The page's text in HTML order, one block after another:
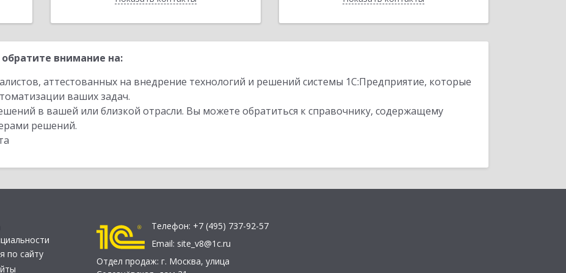
внимание на:
аттестованных на внедрение технологий и решений системы 1С:Предприятие, которые
ваших задач.
в вашей или близкой отрасли. Вы можете обратиться к справочнику, содержащему
решений.
по сайту
Телефон: +7 (495) 737-92-57
Email: site_v8@1c.ru
Отдел продаж: г. Москва, улица